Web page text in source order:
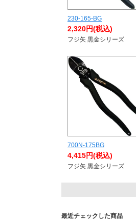
230-165-BG
2,320円(税込)
フジ矢 黒金シリーズ
700N-175BG
4,415円(税込)
フジ矢 黒金シリーズ
最近チェックした商品